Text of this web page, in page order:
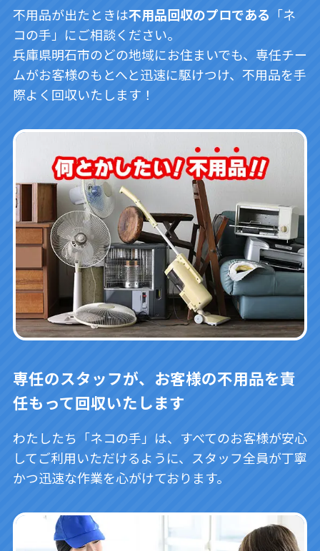
不用品が出たときは不用品回収のプロである 「ネ
コの手」にご相談ください。
兵庫県明石市のどの地域にお住まいでも、専任チー
ムがお客様のもとへと迅速に駆けつけ、不用品を手
際よく回収いたします！
専任のスタッフが、お客様の不用品を責
任もって回収いたします
わたしたち「ネコの手」は、すべてのお客様が安心
してご利用いただけるように、スタッフ全員が丁寧
かつ迅速な作業を心がけております。